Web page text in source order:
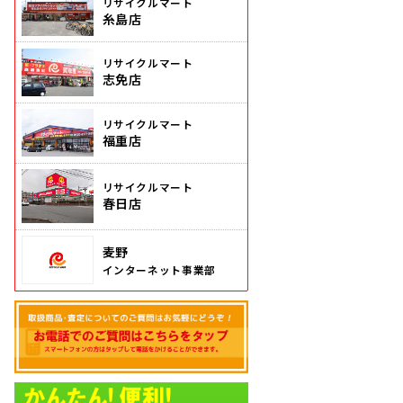
糸島店
リサイクルマート
志免店
リサイクルマート
福重店
リサイクルマート
春日店
麦野
インターネット事業部